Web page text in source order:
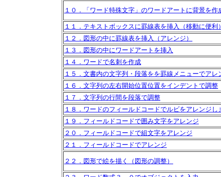
１０．「ワード特殊文字」のワードアートに背景を作
１１．テキストボックスに罫線表を挿入（移動に便利
１２．図形の中に罫線表を挿入（アレンジ）
１３．図形の中にワードアートを挿入
１４．ワードで名刺を作成
１５．文書内の文字列・段落をを罫線メニューでアレ
１６．文字列の左右開始位置位置をインデントで調整
１７．文字列の行間を段落で調整
１８．ワードのフィールドコードでルビをアレンジし
１９．フィールドコードで囲み文字をアレンジ
２０．フィールドコードで組文字をアレンジ
２１．フィールドコードでアレンジ
２２．図形で絵を描く（図形の調整）